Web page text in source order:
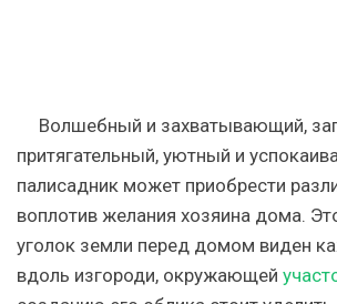
Волшебный и захватывающий,
притягательный, уютный и
палисадник может приобрести
воплотив желания хозяина дома.
уголок земли перед домом виден
вдоль изгороди, окружающей